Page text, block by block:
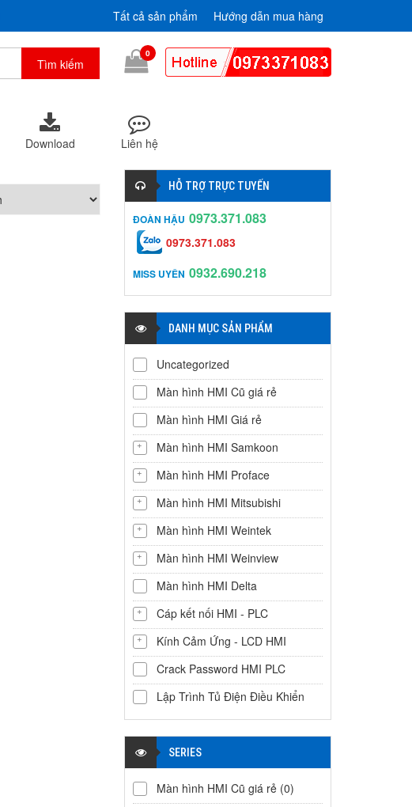
Tất cả sản phẩm Hướng dẫn mua hàng
0
Download Liên hệ
HỖ TRỢ TRỰC TUYẾN
ĐOÀN HẬU 0973.371.083
0973.371.083
MISS UYÊN 0932.690.218
DANH MỤC SẢN PHẨM
Uncategorized
Màn hình HMI Cũ giá rẻ
Màn hình HMI Giá rẻ
Màn hình HMI Samkoon
Màn hình HMI Proface
Màn hình HMI Mitsubishi
Màn hình HMI Weintek
Màn hình HMI Weinview
Màn hình HMI Delta
Cáp kết nối HMI - PLC
Kính Cảm Ứng - LCD HMI
Crack Password HMI PLC
Lập Trình Tủ Điện Điều Khiển
SERIES
Màn hình HMI Cũ giá rẻ (0)